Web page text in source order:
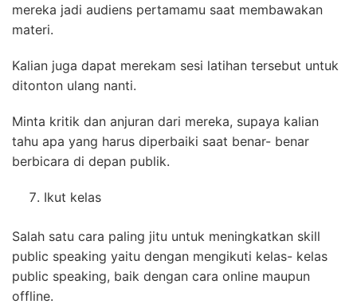
mereka jadi audiens pertamamu saat membawakan
materi.
Kalian juga dapat merekam sesi latihan tersebut untuk
ditonton ulang nanti.
Minta kritik dan anjuran dari mereka, supaya kalian
tahu apa yang harus diperbaiki saat benar- benar
berbicara di depan publik.
Ikut kelas
Salah satu cara paling jitu untuk meningkatkan skill
public speaking yaitu dengan mengikuti kelas- kelas
public speaking, baik dengan cara online maupun
offline.